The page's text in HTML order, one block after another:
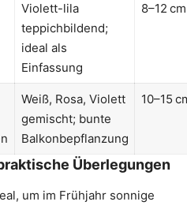
Violett-lila
teppichbildend;
ideal als
Einfassung
8–12 cm
Weiß, Rosa, Violett
gemischt; bunte
Balkonbepflanzung
10–15
Überlegungen
um im Frühjahr sonnige